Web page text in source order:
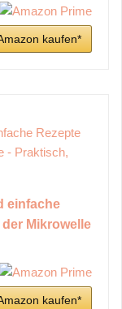
kaufen*
einfache
Mikrowelle
kaufen*